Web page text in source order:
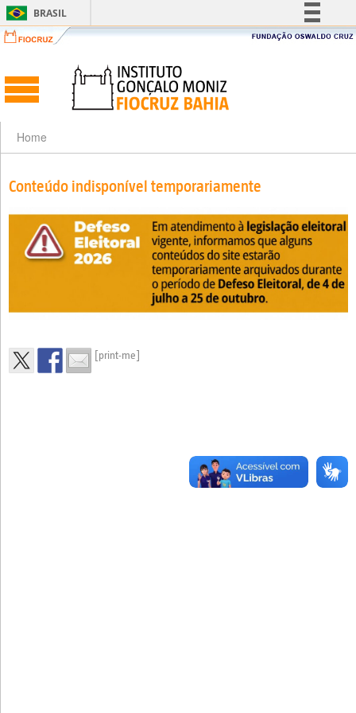
BRASIL
Simplifique!
Acesso à informação
Canais
Home
Conteúdo indisponível temporariamente
[print-me]